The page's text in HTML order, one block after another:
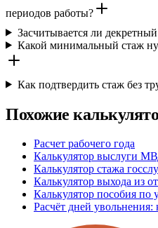
периодов работы?
Засчитывается ли
Какой минимальный стаж
Как подтвердить стаж без
Похожие
Расчет рабочего года
Калькулятор выслуги
Калькулятор стажа
Калькулятор выхода из
Калькулятор пособия по
Расчёт дней увольнения: